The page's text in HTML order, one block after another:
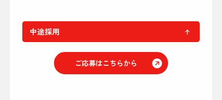
中途採用
ご応募はこちらから